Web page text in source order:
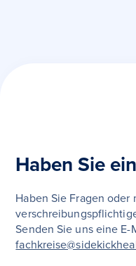
Haben Sie
Haben Sie Fragen
Senden Sie uns eine E-